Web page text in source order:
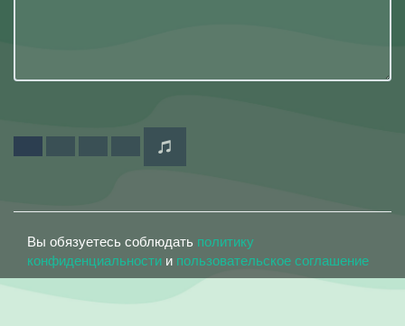
Вы обязуетесь соблюдать политику
конфиденциальности и пользовательское соглашение